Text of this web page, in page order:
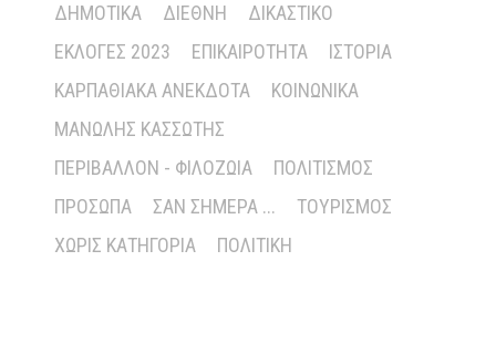
ΔΗΜΟΤΙΚΆ
ΔΙΕΘΝΉ
ΔΙΚΑΣΤΙΚΌ
ΕΚΛΟΓΈΣ 2023
ΕΠΙΚΑΙΡΌΤΗΤΑ
ΙΣΤΟΡΊΑ
ΚΑΡΠΑΘΙΑΚΆ ΑΝΈΚΔΟΤΑ
ΚΟΙΝΩΝΙΚΆ
ΜΑΝΏΛΗΣ ΚΑΣΣΏΤΗΣ
ΠΕΡΙΒΆΛΛΟΝ - ΦΙΛΟΖΩΊΑ
ΠΟΛΙΤΙΣΜΌΣ
ΠΡΌΣΩΠΑ
ΣΑΝ ΣΉΜΕΡΑ ...
ΤΟΥΡΙΣΜΌΣ
ΧΩΡΊΣ ΚΑΤΗΓΟΡΊΑ
ΠΟΛΙΤΙΚΉ